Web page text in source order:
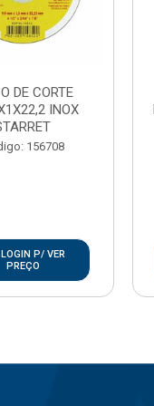
DE CORTE
INOX
156708
LOGIN P/ VER
PREÇO